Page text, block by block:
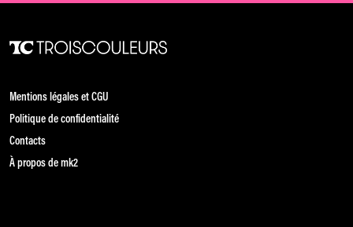
Mentions légales et CGU
Politique de confidentialité
Contacts
À propos de mk2